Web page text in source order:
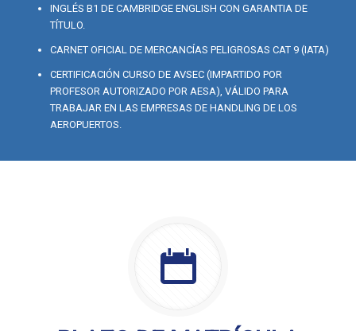
INGLÉS B1 DE CAMBRIDGE ENGLISH CON GARANTIA DE
TÍTULO.
CARNET OFICIAL DE MERCANCÍAS PELIGROSAS CAT 9 (IATA)
CERTIFICACIÓN CURSO DE AVSEC (IMPARTIDO POR
PROFESOR AUTORIZADO POR AESA), VÁLIDO PARA
TRABAJAR EN LAS EMPRESAS DE HANDLING DE LOS
AEROPUERTOS.